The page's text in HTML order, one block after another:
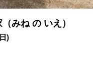
みね の いえ）
)